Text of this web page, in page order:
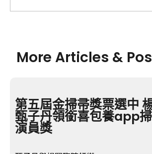
More Articles &
第五屆金掃帚獎票選中
甄子丹領銜喜包養app
演員獎